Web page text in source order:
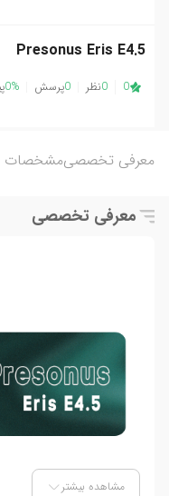
Presonus Eris E4.5
0
0نظر 0پرسش 0%
معرفی تخصصیمشخصات
معرفی تخصصی
مشاهده بیشتر